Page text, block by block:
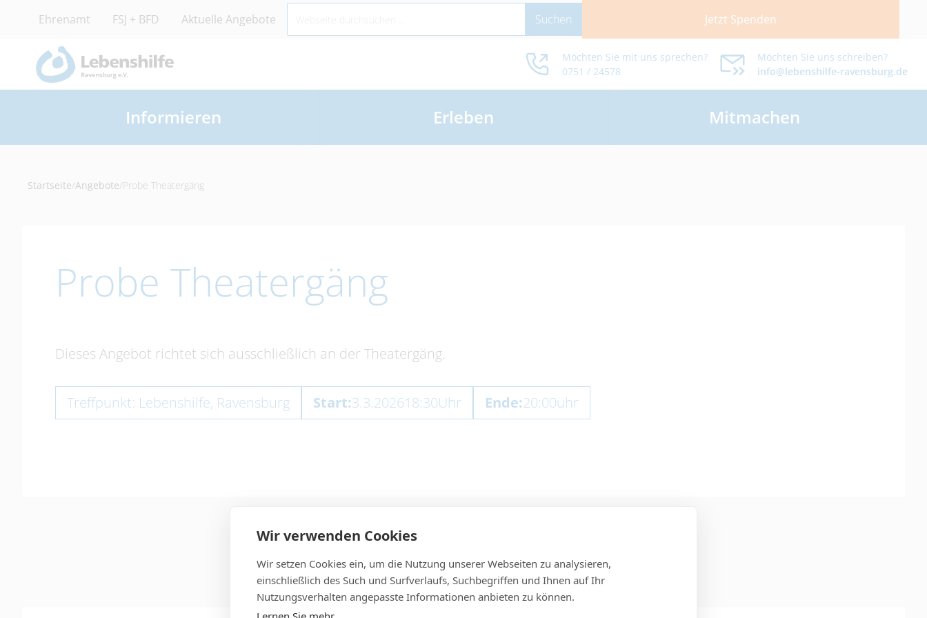
Wir verwenden Cookies
Wir setzen Cookies ein, um die Nutzung unserer Webseiten zu analysieren,
einschließlich des Such und Surfverlaufs, Suchbegriffen und Ihnen auf Ihr
Nutzungsverhalten angepasste Informationen anbieten zu können.
Ehrenamt FSJ + BFD Aktuelle Angebote Jetzt Spenden
Möchten Sie mit uns sprechen?
0751 / 24578
Möchten Sie uns schreiben?
info@lebenshilfe-ravensburg.de
Informieren Erleben Mitmachen
Startseite/Angebote/Probe Theatergäng
Probe Theatergäng
Dieses Angebot richtet sich ausschließlich an der Theatergäng.
Treffpunkt: Lebenshilfe, Ravensburg Start:3.3.202618:30Uhr Ende:20:00uhr